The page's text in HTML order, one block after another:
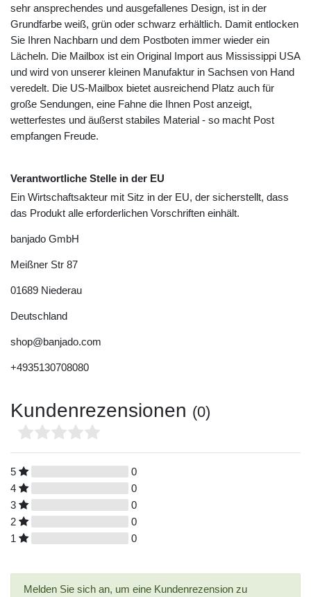
sehr ansprechendes und ausgefallenes Design, ist in der
Grundfarbe weiß, grün oder schwarz erhältlich. Damit entlocken
Sie Ihren Nachbarn und dem Postboten immer wieder ein
Lächeln. Die Mailbox ist ein Original Import aus Mississippi USA
und wird von unserer kleinen Manufaktur in Sachsen von Hand
veredelt. Die US-Mailbox bietet ausreichend Platz auch für
große Sendungen, eine Fahne die Ihnen Post anzeigt,
wetterfestes und äußerst stabiles Material - so macht Post
empfangen Freude.
Verantwortliche Stelle in der EU
Ein Wirtschaftsakteur mit Sitz in der EU, der sicherstellt, dass
das Produkt alle erforderlichen Vorschriften einhält.
banjado GmbH
Meißner Str 87
01689 Niederau
Deutschland
shop@banjado.com
+4935130708080
Kundenrezensionen (0)
5
0
4
0
3
0
2
0
1
0
Melden Sie sich an, um eine Kundenrezension zu